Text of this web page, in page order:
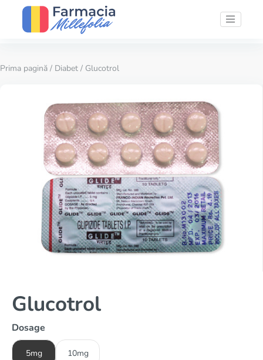
Prima pagină / Diabet / Glucotrol
Glucotrol
Dosage
5mg 10mg